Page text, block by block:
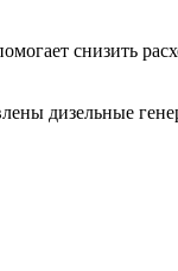
снизить
дизельные